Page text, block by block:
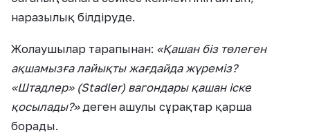
наразылық білдіруде.
Жолаушылар тарапынан: «Қашан біз төлеген
ақшамызға лайықты жағдайда жүреміз?
«Штадлер» (Stadler) вагондары қашан іске
қосылады?»деген ашулы сұрақтар қарша
борады.